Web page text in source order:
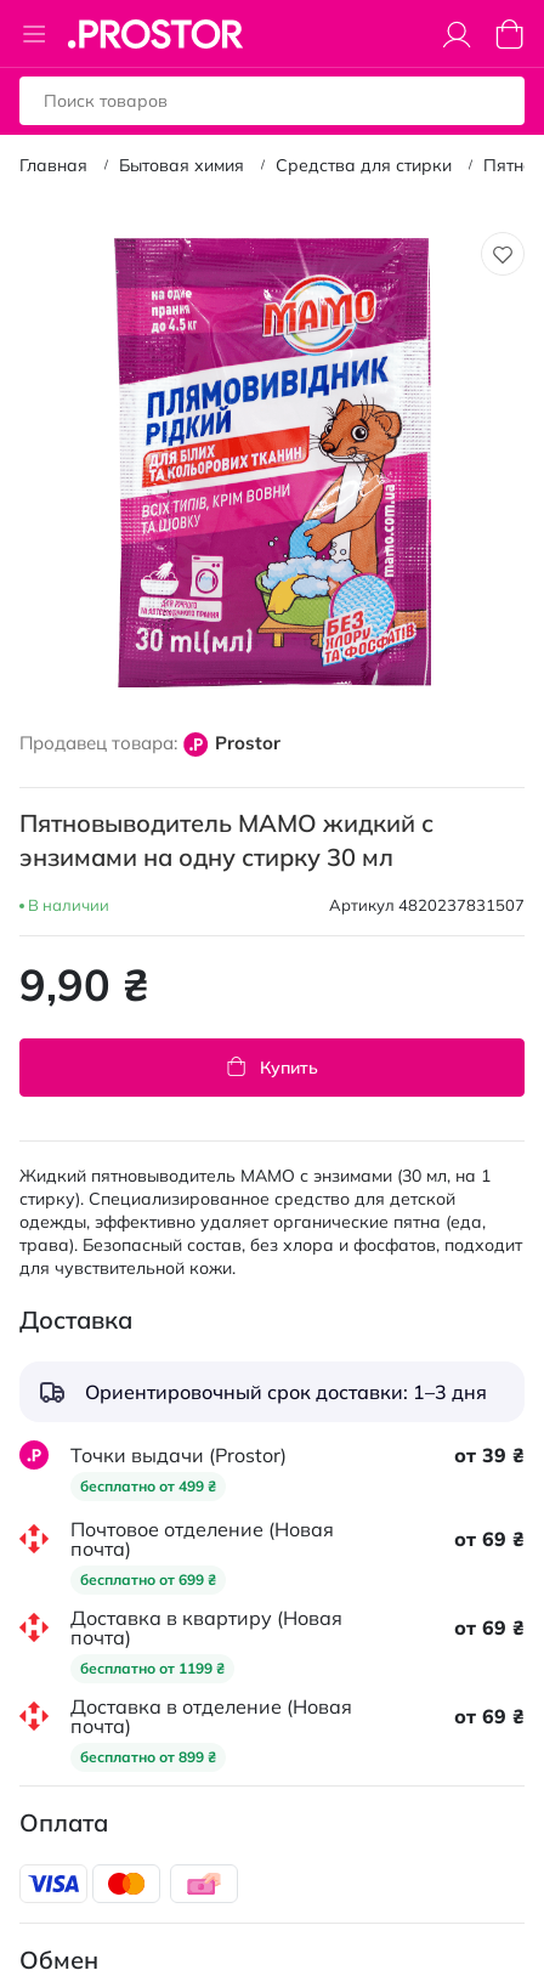
Toggle
Nav
Моя
Главная Бытовая химия Средства для стирки
изображений
началу
изображений
Продавец товара: Prostor
Пятновыводитель МАМО жидкий с
энзимами на одну стирку 30 мл
В наличии Артикул 4820237831507
9,90 ₴
Купить
Жидкий пятновыводитель МАМО с энзимами (30 мл, на 1
стирку). Специализированное средство для детской
одежды, эффективно удаляет органические пятна (еда,
трава). Безопасный состав, без хлора и фосфатов, подходит
для чувствительной кожи.
Доставка
Ориентировочный срок доставки: 1–3 дня
Точки выдачи (Prostor)
бесплатно от 499 ₴
от 39 ₴
Почтовое отделение (Новая
почта)
бесплатно от 699 ₴
от 69 ₴
Доставка в квартиру (Новая
почта)
бесплатно от 1199 ₴
от 69 ₴
Доставка в отделение (Новая
почта)
бесплатно от 899 ₴
от 69 ₴
Оплата
Обмен